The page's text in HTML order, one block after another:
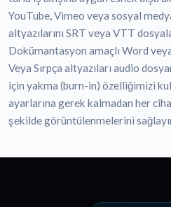
YouTube, Vimeo veya sosyal
altyazılarını SRT veya VTT
Dokümantasyon amaçlı Word
Veya Sırpça altyazıları audio
için yakma (burn-in) özelliğimizi
ayarlarına gerek kalmadan her
şekilde görüntülenmelerini